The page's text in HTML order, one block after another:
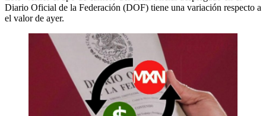
Diario Oficial de la Federación (DOF) tiene una variación respecto a
el valor de ayer.